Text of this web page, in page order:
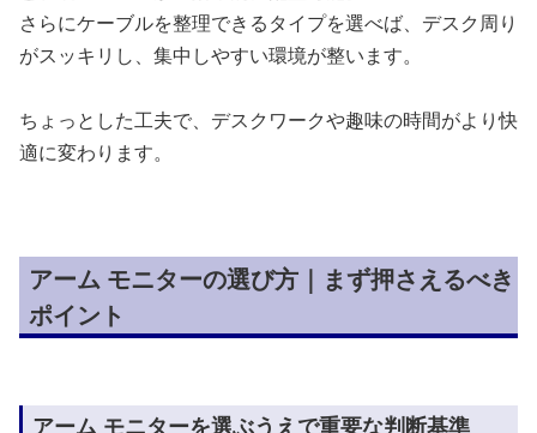
さらにケーブルを整理できるタイプを選べば、デスク周り
がスッキリし、集中しやすい環境が整います。
ちょっとした工夫で、デスクワークや趣味の時間がより快
適に変わります。
アーム モニターの選び方｜まず押さえるべき
ポイント
アーム モニターを選ぶうえで重要な判断基準